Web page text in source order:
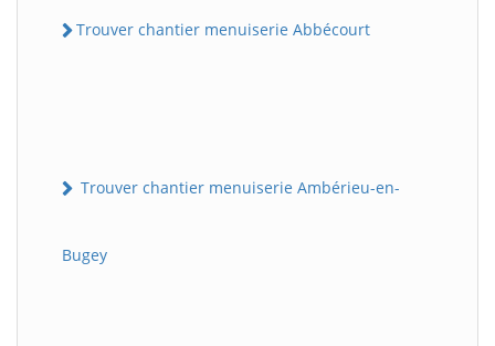
Trouver chantier menuiserie Abbécourt
Trouver chantier menuiserie Ambérieu-en-
Bugey